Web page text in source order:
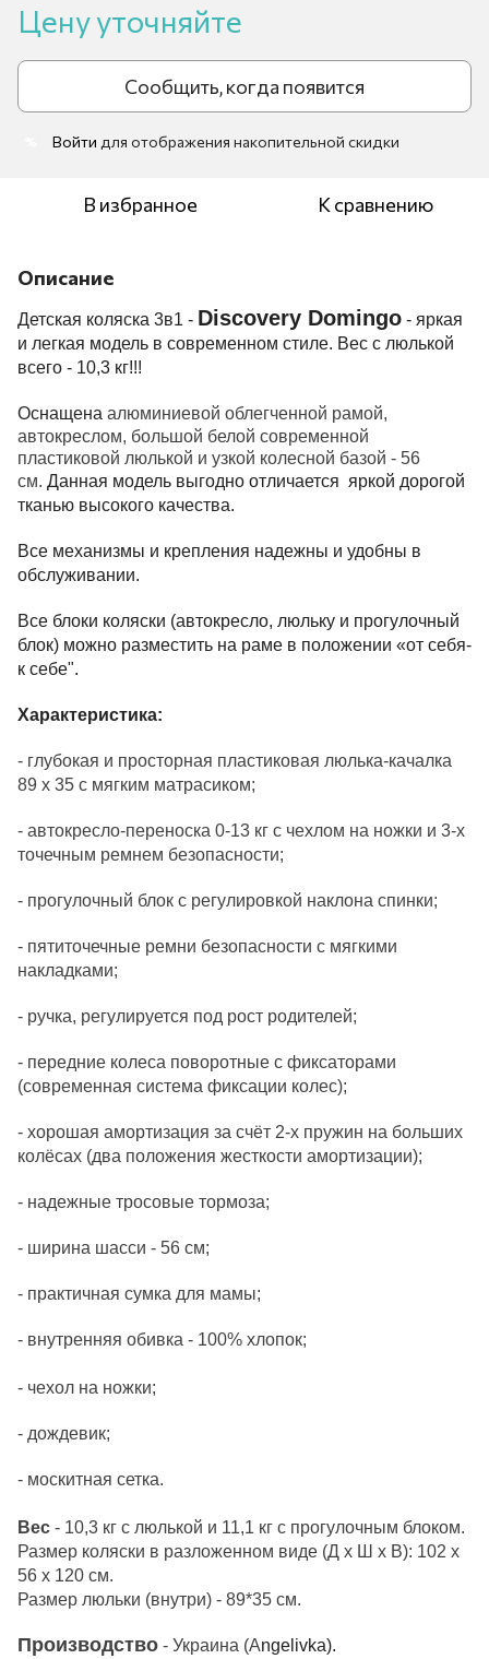
Цену уточняйте
Сообщить, когда появится
Войти для отображения накопительной скидки
В избранное К сравнению
Описание
Детская коляска 3в1 - Discovery Domingo - яркая
и легкая модель в современном стиле. Вес с люлькой
всего - 10,3 кг!!!
Оснащена алюминиевой облегченной рамой,
автокреслом, большой белой современной
пластиковой люлькой и узкой колесной базой - 56
см. Данная модель выгодно отличается яркой дорогой
тканью высокого качества.
Все механизмы и крепления надежны и удобны в
обслуживании.
Все блоки коляски (автокресло, люльку и прогулочный
блок) можно разместить на раме в положении «от себя-
к себе".
Характеристика:
- глубокая и просторная пластиковая люлька-качалка
89 х 35 с мягким матрасиком;
- автокресло-переноска 0-13 кг с чехлом на ножки и 3-х
точечным ремнем безопасности;
- прогулочный блок с регулировкой наклона спинки;
- пятиточечные ремни безопасности с мягкими
накладками;
- ручка, регулируется под рост родителей;
- передние колеса поворотные с фиксаторами
(современная система фиксации колес);
- хорошая амортизация за счёт 2-х пружин на больших
колёсах (два положения жесткости амортизации);
- надежные тросовые тормоза;
- ширина шасси - 56 см;
- практичная сумка для мамы;
- внутренняя обивка - 100% хлопок;
- чехол на ножки;
- дождевик;
- москитная сетка.
Вес - 10,3 кг с люлькой и 11,1 кг с прогулочным блоком.
Размер коляски в разложенном виде (Д х Ш х В): 102 x
56 x 120 см.
Размер люльки (внутри) - 89*35 см.
Производство - Украина (Аngelivka).